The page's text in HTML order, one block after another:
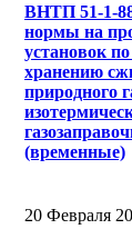
ВНТП 51-1-
нормы на
установок
хранению
природного
(временные)
20 Февраля